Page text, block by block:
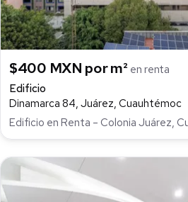
$400 MXN por m² en renta
Edificio
Dinamarca 84, Juárez, Cuauhtémoc
Edificio en Renta – Colonia Juárez,